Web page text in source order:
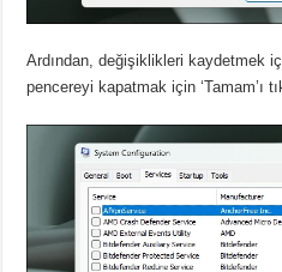
Ardından, değişiklikleri kaydetmek
pencereyi kapatmak için ‘Tamam’ı